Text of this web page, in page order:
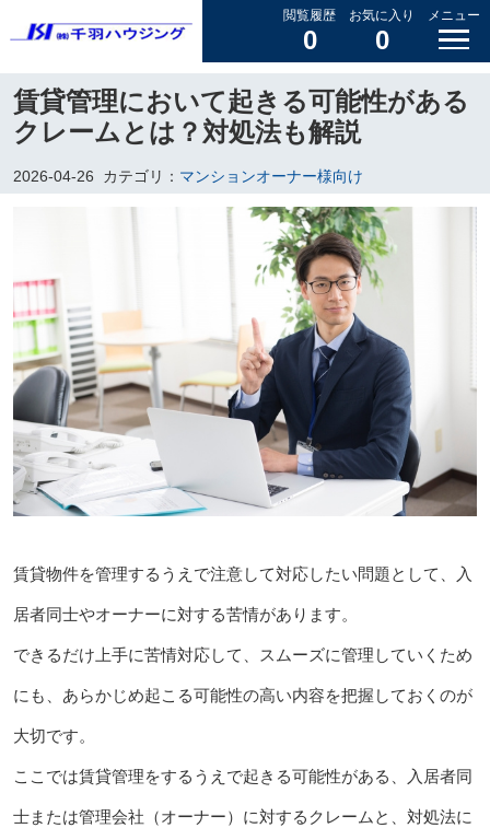
閲覧履歴
0
お気に入り
0
メニュー
賃貸管理において起きる可能性がある
クレームとは？対処法も解説
2026-04-26 カテゴリ： マンションオーナー様向け
賃貸物件を管理するうえで注意して対応したい問題として、入
居者同士やオーナーに対する苦情があります。
できるだけ上手に苦情対応して、スムーズに管理していくため
にも、あらかじめ起こる可能性の高い内容を把握しておくのが
大切です。
ここでは賃貸管理をするうえで起きる可能性がある、入居者同
士または管理会社（オーナー）に対するクレームと、対処法に